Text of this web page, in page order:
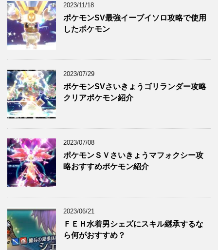
2023/11/18
ポケモンSV最強イーブイソロ攻略で使用
したポケモン
2023/07/29
ポケモンSVさいきょうゴリランダー攻略
クリアポケモン紹介
2023/07/08
ポケモンＳＶさいきょうマフォクシー攻
略おすすめポケモン紹介
2023/06/21
ＦＥＨ水着男シェズにスキル継承するな
ら何がおすすめ？